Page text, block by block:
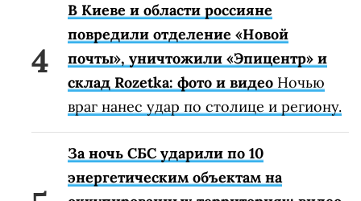
В Киеве и области россияне
повредили отделение «Новой
почты», уничтожили «Эпицентр» и
склад Rozetka: фото и видео Ночью
враг нанес удар по столице и региону.
За ночь СБС ударили по 10
энергетическим объектам на